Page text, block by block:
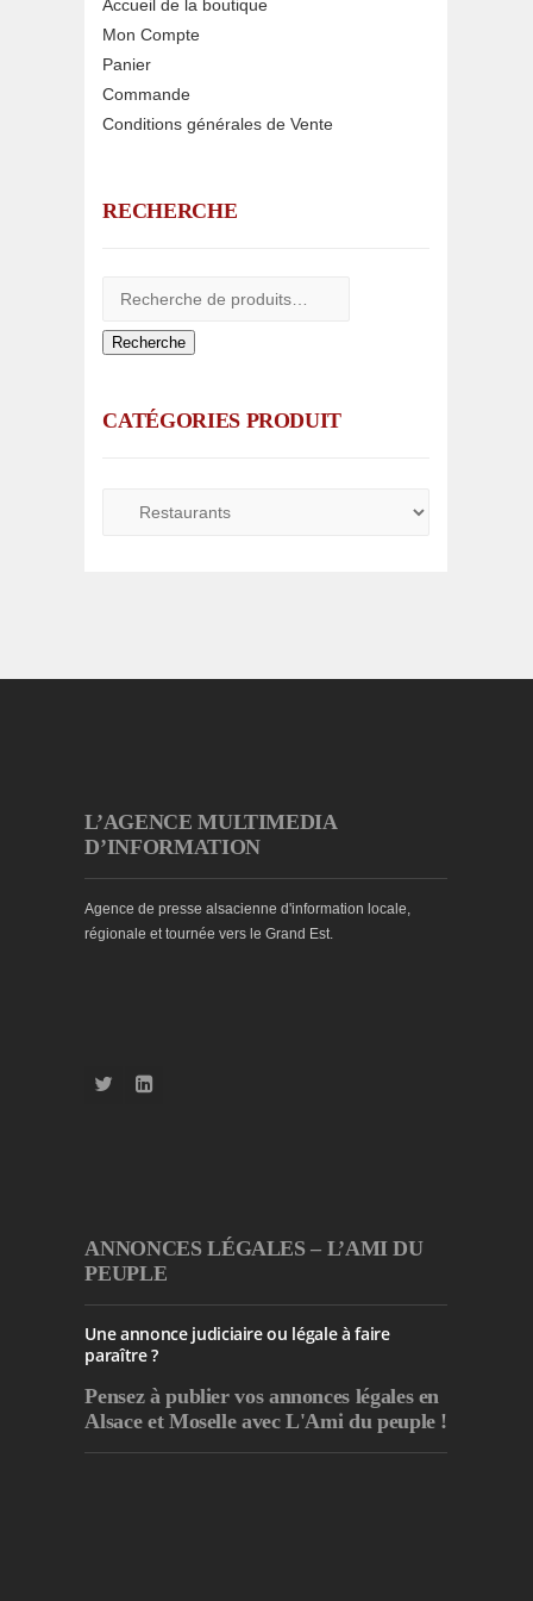
Accueil de la boutique
Mon Compte
Panier
Commande
Conditions générales de Vente
RECHERCHE
Recherche
CATÉGORIES PRODUIT
L’AGENCE MULTIMEDIA
D’INFORMATION
Agence de presse alsacienne d'information locale,
régionale et tournée vers le Grand Est.
ANNONCES LÉGALES – L’AMI DU
PEUPLE
Une annonce judiciaire ou légale à faire
paraître ?
Pensez à publiervos annonces légales en
Alsace et Moselle avec L'Ami du peuple !